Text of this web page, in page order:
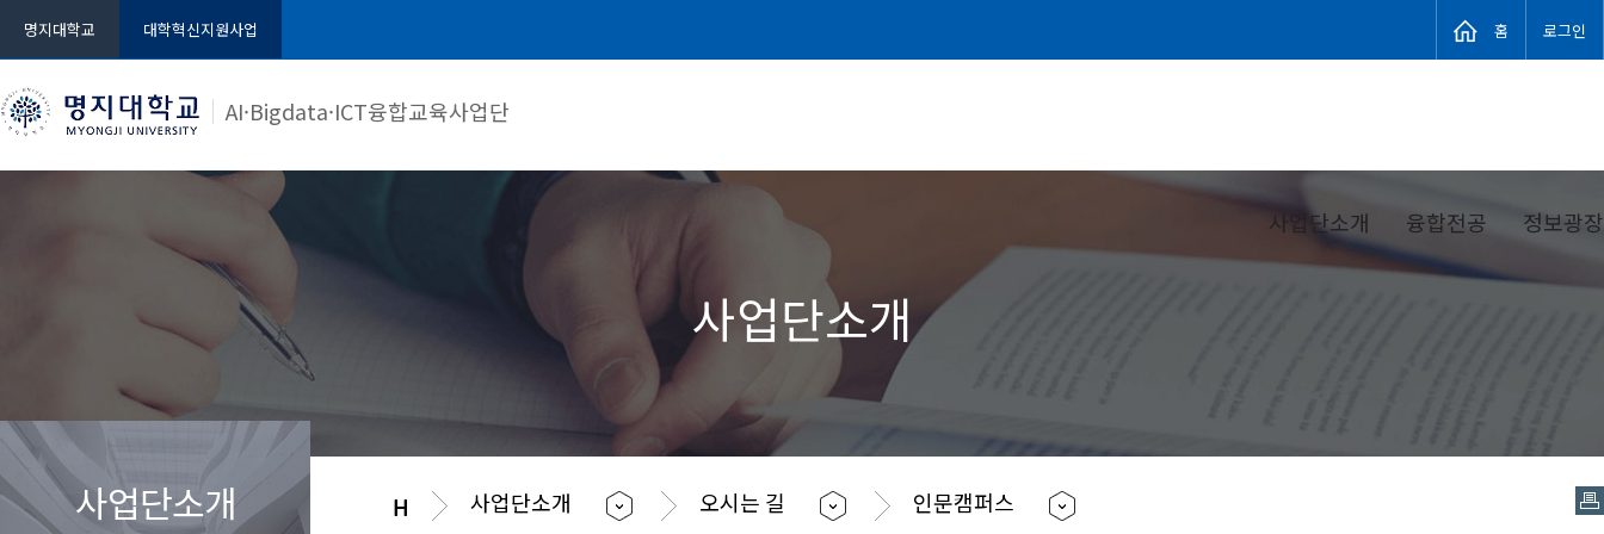
명지대학교 대학혁신지원사업 홈 로그인
AI·Bigdata·ICT융합교육사업단
사업단소개 융합전공 정보광장
사업단소개
사업단소개 사업단소개 오시는 길 인문캠퍼스